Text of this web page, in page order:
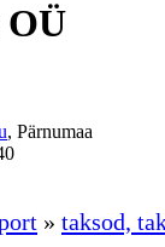
OÜ
, Pärnumaa
» taksod,